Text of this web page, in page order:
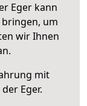
Eger kann
um
wir Ihnen
mit
Eger.